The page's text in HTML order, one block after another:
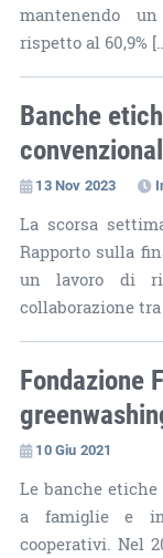
mantenendo
rispetto al 60,9%
Banche
13 Nov 2023
La scorsa
Rapporto sulla
un lavoro di
collaborazione
Fondazione
10 Giu 2021
Le banche
a famiglie e
cooperativi. Nel